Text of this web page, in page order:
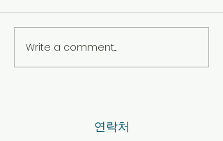
2024년 THMC 멤버쉽 클래
스
Write a comment...
​연락처